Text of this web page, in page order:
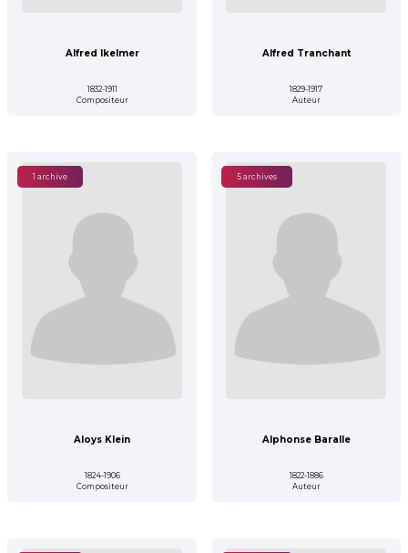
Alfred Ikelmer
1832-1911
Compositeur
Alfred Tranchant
1829-1917
Auteur
1 archive
Aloys Klein
1824-1906
Compositeur
5 archives
Alphonse Baralle
1822-1886
Auteur